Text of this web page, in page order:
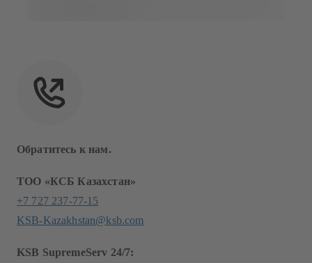
Обратитесь к нам.
ТОО «КСБ Казахстан»
+7 727 237-77-15
KSB-Kazakhstan@ksb.com
KSB SupremeServ 24/7: